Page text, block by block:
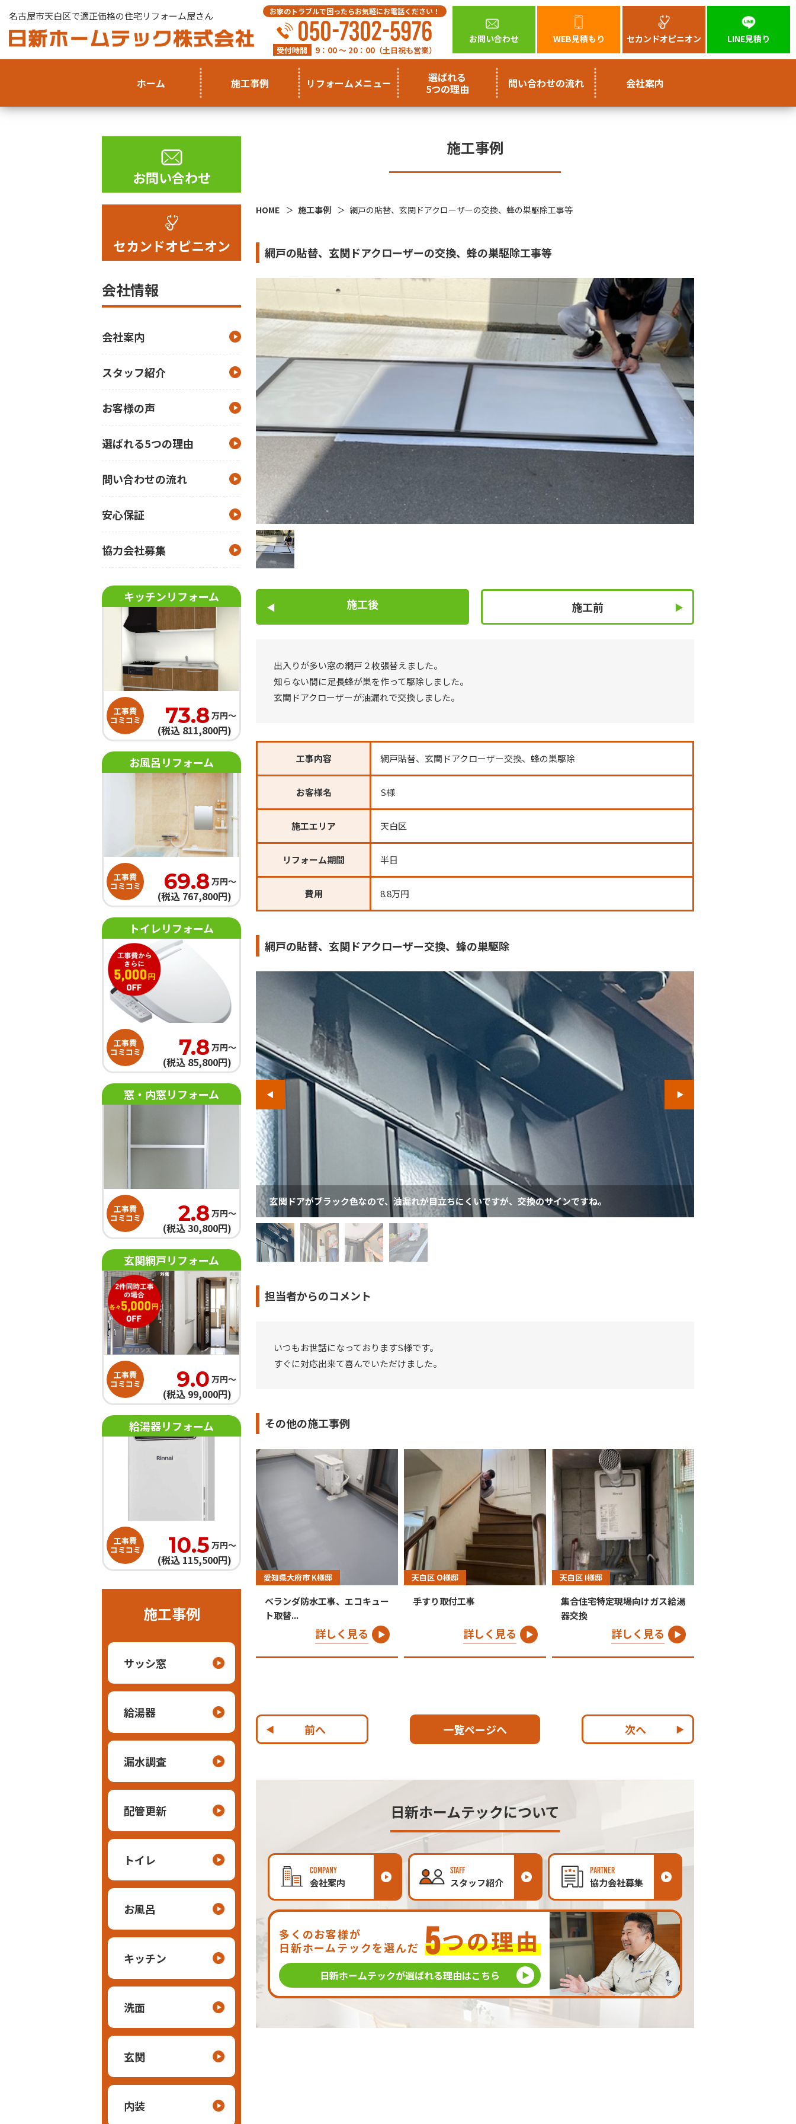
名古屋市天白区で適正価格の住宅リフォーム屋さん お家のトラブルで困ったらお気軽にお電話ください！
050-7302-5976
受付時間 9：00 ～ 20：00（土日祝も営業）
お問い合わせ WEB見積もり セカンドオピニオン LINE見積り
ホーム 施工事例 リフォームメニュー
選ばれる
5つの理由
問い合わせの流れ 会社案内
施工事例
HOME 施工事例 網戸の貼替、玄関ドアクローザーの交換、蜂の巣駆除工事等
網戸の貼替、玄関ドアクローザーの交換、蜂の巣駆除工事等
施工後 施工前
出入りが多い窓の網戸２枚張替えました。
知らない間に足長蜂が巣を作って駆除しました。
玄関ドアクローザーが油漏れで交換しました。
工事内容 網戸貼替、玄関ドアクローザー交換、蜂の巣駆除
お客様名 S様
施工エリア 天白区
リフォーム期間 半日
費用 8.8万円
網戸の貼替、玄関ドアクローザー交換、蜂の巣駆除
れなかったのですが、駆除前の準備段階の写真です。 ３０
玄関ドアがブラック色なので、油漏れが目立ちにくいですが、交換のサインですね。
担当者からのコメント
いつもお世話になっておりますS様です。
すぐに対応出来て喜んでいただけました。
その他の施工事例
愛知県大府市 K様邸
ベランダ防水工事、エコキュー
ト取替...
詳しく見る
天白区 O様邸
手すり取付工事
詳しく見る
天白区 I様邸
集合住宅特定現場向けガス給湯
器交換
詳しく見る
前へ 一覧ページへ 次へ
日新ホームテックについて
COMPANY
会社案内
STAFF
スタッフ紹介
PARTNER
協力会社募集
多くのお客様が
日新ホームテックを選んだ 5つの理由
日新ホームテックが選ばれる理由はこちら
お問い合わせ
セカンドオピニオン
会社情報
会社案内
スタッフ紹介
お客様の声
選ばれる5つの理由
問い合わせの流れ
安心保証
協力会社募集
キッチンリフォーム
工事費
コミコミ 73.8 万円〜
(税込 811,800円)
お風呂リフォーム
工事費
コミコミ 69.8 万円〜
(税込 767,800円)
トイレリフォーム
工事費
コミコミ 7.8 万円〜
(税込 85,800円)
窓・内窓リフォーム
工事費
コミコミ 2.8 万円〜
(税込 30,800円)
玄関網戸リフォーム
工事費
コミコミ 9.0 万円〜
(税込 99,000円)
給湯器リフォーム
工事費
コミコミ 10.5 万円〜
(税込 115,500円)
施工事例
サッシ窓
給湯器
漏水調査
配管更新
トイレ
お風呂
キッチン
洗面
玄関
内装